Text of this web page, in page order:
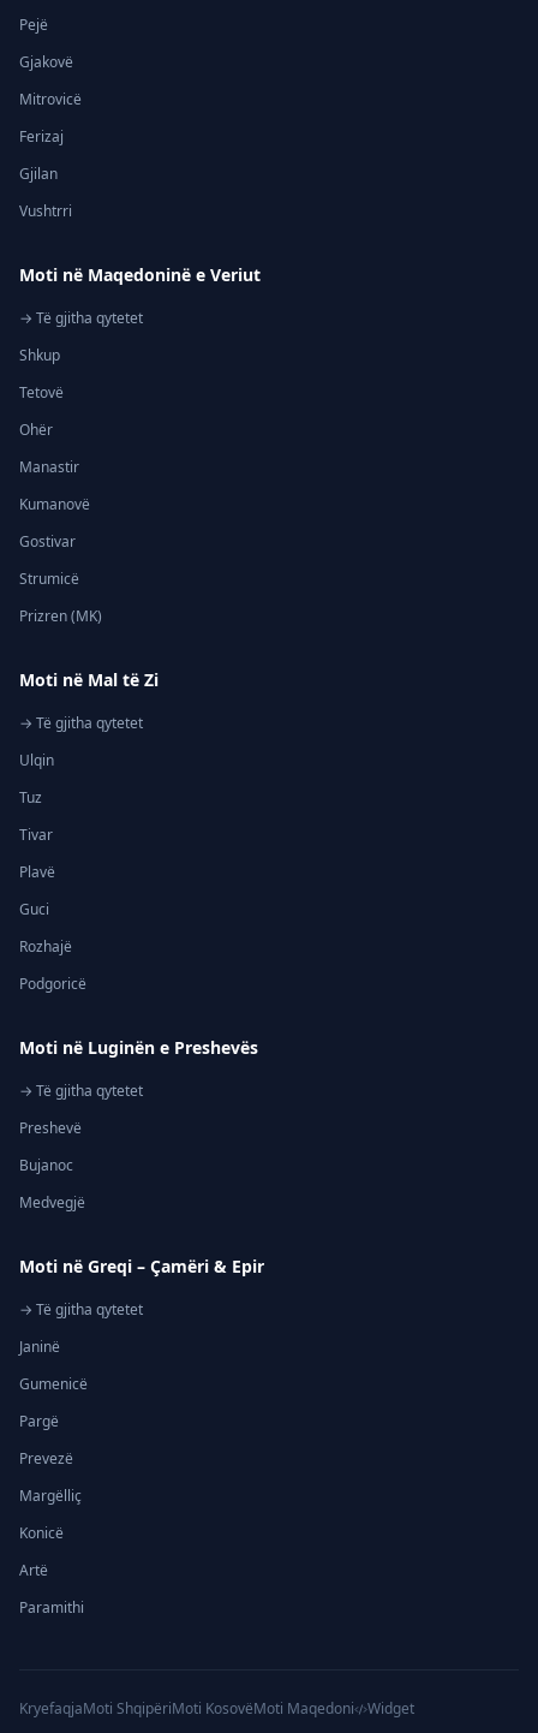
Pejë
Gjakovë
Mitrovicë
Ferizaj
Gjilan
Vushtrri
Moti në Maqedoninë e Veriut
→ Të gjitha qytetet
Shkup
Tetovë
Ohër
Manastir
Kumanovë
Gostivar
Strumicë
Prizren (MK)
Moti në Mal të Zi
→ Të gjitha qytetet
Ulqin
Tuz
Tivar
Plavë
Guci
Rozhajë
Podgoricë
Moti në Luginën e Preshevës
→ Të gjitha qytetet
Preshevë
Bujanoc
Medvegjë
Moti në Greqi – Çamëri & Epir
→ Të gjitha qytetet
Janinë
Gumenicë
Pargë
Prevezë
Margëlliç
Konicë
Artë
Paramithi
KryefaqjaMoti ShqipëriMoti KosovëMoti Maqedoni Widget